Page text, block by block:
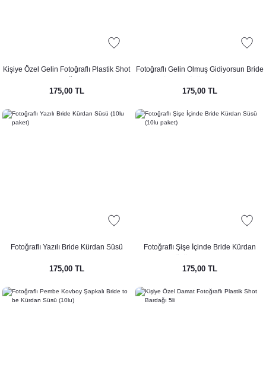
Kişiye Özel Gelin Fotoğraflı Plastik Shot
175,00 TL
Fotoğraflı Gelin Olmuş Gidiyorsun Bride
175,00 TL
Fotoğraflı Yazılı Bride Kürdan Süsü
175,00 TL
Fotoğraflı Şişe İçinde Bride Kürdan
175,00 TL